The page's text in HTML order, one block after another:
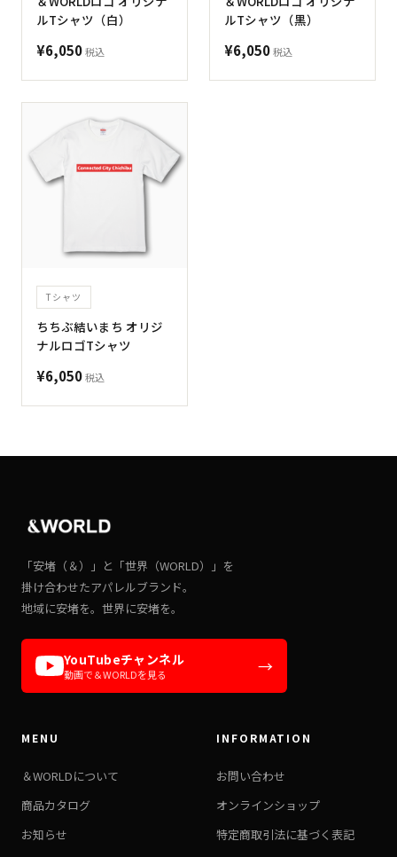
ルTシャツ（白）
¥6,050税込
ルTシャツ（黒）
¥6,050税込
Tシャツ
ちちぶ結いまち オリジ
ナルロゴTシャツ
¥6,050税込
「安堵（＆）」と「世界（WORLD）」を
掛け合わせたアパレルブランド。
地域に安堵を。世界に安堵を。
YouTubeチャンネル
動画で＆WORLDを見る →
MENU
＆WORLDについて
商品カタログ
お知らせ
INFORMATION
お問い合わせ
オンラインショップ
特定商取引法に基づく表記